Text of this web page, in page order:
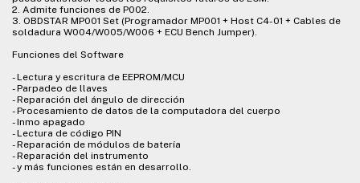
2. Admite funciones de P002.
3. OBDSTAR MP001 Set (Programador MP001 + Host C4-01 + Cables de
soldadura W004/W005/W006 + ECU Bench Jumper).
Funciones del Software
- Lectura y escritura de EEPROM/MCU
- Parpadeo de llaves
- Reparación del ángulo de dirección
- Procesamiento de datos de la computadora del cuerpo
- Inmo apagado
- Lectura de código PIN
- Reparación de módulos de batería
- Reparación del instrumento
- y más funciones están en desarrollo.